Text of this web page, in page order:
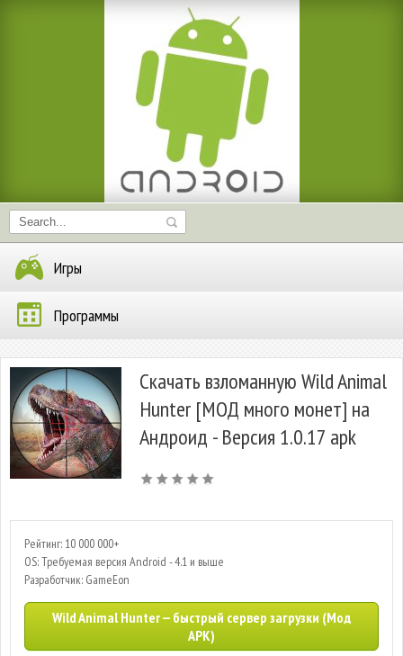
Игры
Программы
Скачать взломанную Wild Animal
Hunter [МОД много монет] на
Андроид - Версия 1.0.17 apk
Рейтинг: 10 000 000+
OS: Требуемая версия Android - 4.1 и выше
Разработчик: GameEon
Wild Animal Hunter — быстрый сервер загрузки (Мод
APK)